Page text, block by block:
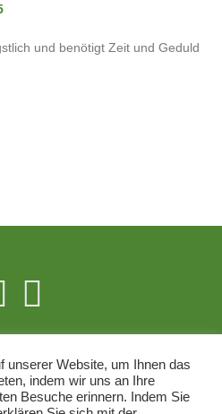
und benötigt Zeit und Geduld
unserer Website, um Ihnen das
indem wir uns an Ihre
Besuche erinnern. Indem Sie